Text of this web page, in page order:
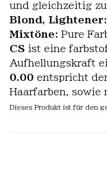
und gleichzeitig
Blond, Lightener:
Mixtöne: Pure
CS ist eine
Aufhellungskraft
0.00 entspricht
Haarfarben, sowie
Dieses Produkt ist für den